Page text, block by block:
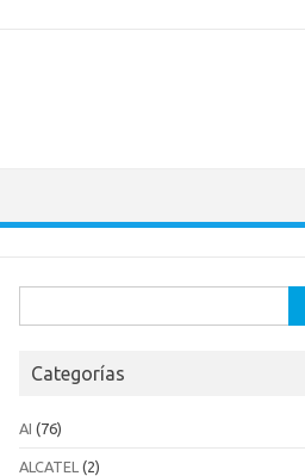
Categorías
AI (76)
ALCATEL (2)